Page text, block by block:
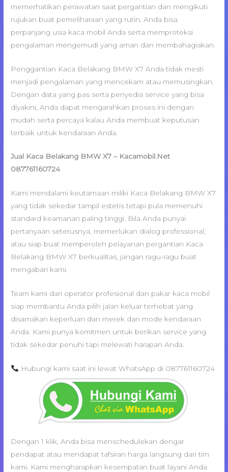
memerhatikan perawatan saat pergantian dan mengikuti
rujukan buat pemeliharaan yang rutin, Anda bisa
perpanjang usia kaca mobil Anda serta memproteksi
pengalaman mengemudi yang aman dan membahagiakan.
Penggantian Kaca Belakang BMW X7 Anda tidak mesti
menjadi pengalaman yang mencekam atau memusingkan.
Dengan data yang pas serta penyedia service yang bisa
diyakini, Anda dapat mengarahkan proses ini dengan
mudah serta percaya kalau Anda membuat keputusan
terbaik untuk kendaraan Anda.
Jual Kaca Belakang BMW X7 – Kacamobil.Net
087761160724
Kami mendalami keutamaan miliki Kaca Belakang BMW X7
yang tidak sekedar tampil estetis tetapi pula memenuhi
standard keamanan paling tinggi. Bila Anda punyai
pertanyaan seterusnya, memerlukan dialog professional,
atau siap buat memperoleh pelayanan pergantian Kaca
Belakang BMW X7 berkualitas, jangan ragu-ragu buat
mengabari kami.
Team kami dari operator profesional dan pakar kaca mobil
siap membantu Anda pilih jalan keluar terhebat yang
disamakan keperluan dan merek dan mode kendaraan
Anda. Kami punya komitmen untuk berikan service yang
tidak sekedar penuhi tapi melewati harapan Anda.
Hubungi kami saat ini lewat WhatsApp di 087761160724
Dengan 1 klik, Anda bisa menschedulekan dengar
pendapat atau mendapat tafsiran harga langsung dari tim
kami. Kami mengharapkan kesempatan buat layani Anda